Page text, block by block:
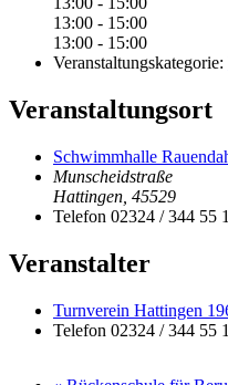
13:00 - 15:00
13:00 - 15:00
Veranstaltungskategorie:
Veranstaltungsort
Schwimmhalle
Munscheidstraße
Hattingen 45529
Telefon 02324 / 344 55
Veranstalter
Turnverein Hattingen
Telefon 02324 / 344 55